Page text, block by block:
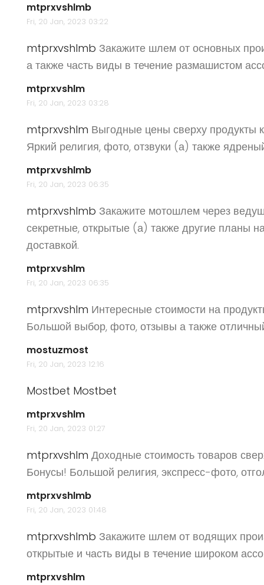
mtprxvshlmb
Fri, 20 Jan, 2023 03:22
mtprxvshlmb Закажите шлем от основных
а также часть виды в течение размашистом
mtprxvshlm
Fri, 20 Jan, 2023 03:28
mtprxvshlm Выгодные цены сверху продукты
Яркий религия, фото, отзвуки (а) также
mtprxvshlmb
Fri, 20 Jan, 2023 06:35
mtprxvshlmb Закажите мотошлем через
секретные, открытые (а) также другие планы
доставкой.
mtprxvshlm
Fri, 20 Jan, 2023 06:35
mtprxvshlm Интересные стоимости на
Большой выбор, фото, отзывы а также
mostuzmost
Fri, 20 Jan, 2023 12:16
Mostbet Mostbet
mtprxvshlm
Fri, 20 Jan, 2023 01:27
mtprxvshlm Доходные стоимость товаров
Бонусы! Большой религия, экспресс-фото,
mtprxvshlmb
Fri, 20 Jan, 2023 01:48
mtprxvshlmb Закажите шлем от водящих
открытые и часть виды в течение широком
mtprxvshlm